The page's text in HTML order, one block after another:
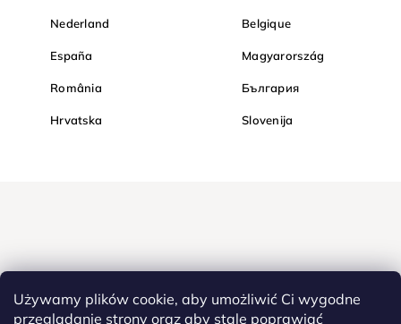
Używamy plików cookie, aby umożliwić Ci wygodne
przeglądanie strony oraz aby stale poprawiać
Nederland Belgique
España Magyarország
România България
Hrvatska Slovenija